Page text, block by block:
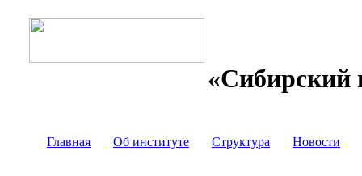
«Сибирский
Главная Об институте Структура Новости